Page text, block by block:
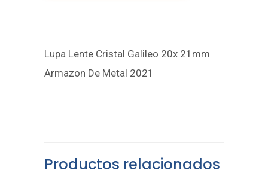
Lupa Lente Cristal Galileo 20x 21mm
Armazon De Metal 2021
Productos relacionados